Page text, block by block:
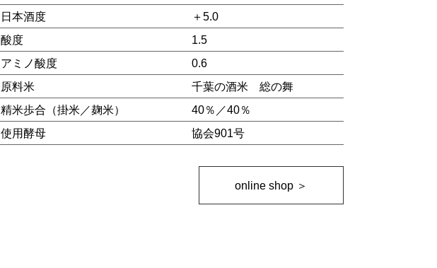
日本酒度
＋5.0
酸度
1.5
アミノ酸度
0.6
原料米
千葉の酒米 総の舞
精米歩合（掛米／麹米）
40％／40％
使用酵母
協会901号
online shop ＞